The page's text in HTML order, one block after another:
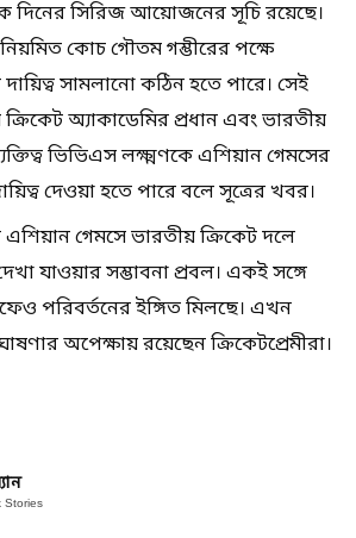
দিনের সিরিজ আয়োজনের সূচি রয়েছে।
কোচ গৌতম গম্ভীরের পক্ষে
সামলানো কঠিন হতে পারে। সেই
অ্যাকাডেমির প্রধান এবং ভারতীয়
ভিভিএস লক্ষ্মণকে এশিয়ান গেমসের
দেওয়া হতে পারে বলে সূত্রের খবর।
গেমসে ভারতীয় ক্রিকেট দলে
যাওয়ার সম্ভাবনা প্রবল। একই সঙ্গে
পরিবর্তনের ইঙ্গিত মিলছে। এখন
অপেক্ষায় রয়েছেন ক্রিকেটপ্রেমীরা।
Stories